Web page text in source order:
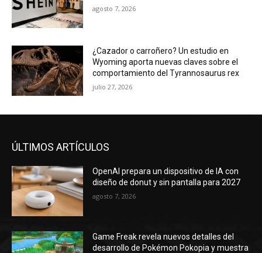
agosto 7, 2026
¿Cazador o carroñero? Un estudio en
Wyoming aporta nuevas claves sobre el
comportamiento del Tyrannosaurus rex
julio 27, 2026
ÚLTIMOS ARTÍCULOS
OpenAI prepara un dispositivo de IA con
diseño de donut y sin pantalla para 2027
agosto 7, 2026
Game Freak revela nuevos detalles del
desarrollo de Pokémon Pokopia y muestra